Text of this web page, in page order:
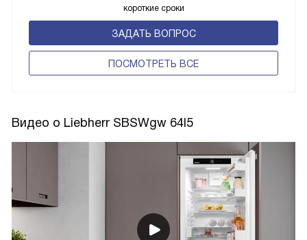
короткие сроки
ЗАДАТЬ ВОПРОС
ПОCМОТРЕТЬ ВСЕ
Видео о Liebherr SBSWgw 64I5